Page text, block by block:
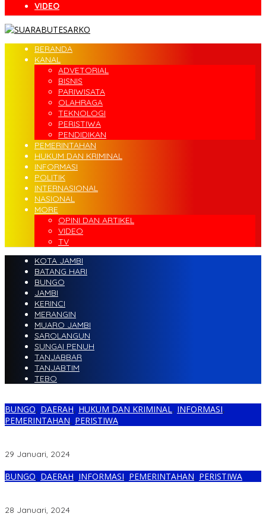
VIDEO
BERANDA
KANAL
ADVETORIAL
BISNIS
PARIWISATA
OLAHRAGA
TEKNOLOGI
PERISTIWA
PENDIDIKAN
PEMERINTAHAN
HUKUM DAN KRIMINAL
INFORMASI
POLITIK
INTERNASIONAL
NASIONAL
MORE
OPINI DAN ARTIKEL
VIDEO
TV
KOTA JAMBI
BATANG HARI
BUNGO
JAMBI
KERINCI
MERANGIN
MUARO JAMBI
SAROLANGUN
SUNGAI PENUH
TANJABBAR
TANJABTIM
TEBO
BUNGO, DAERAH, HUKUM DAN KRIMINAL, INFORMASI,
PEMERINTAHAN, PERISTIWA
29 Januari, 2024
BUNGO, DAERAH, INFORMASI, PEMERINTAHAN, PERISTIWA
28 Januari, 2024